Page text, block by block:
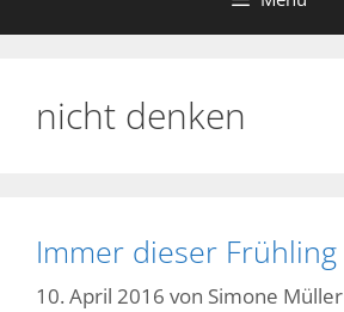
nicht denken
Immer dieser Frühling
10. April 2016 von Simone Müller